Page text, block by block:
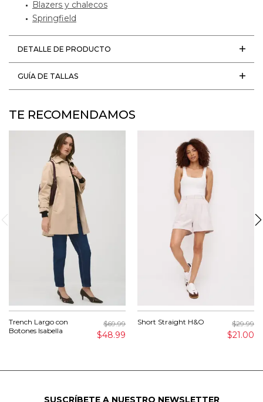
Blazers y chalecos
Springfield
DETALLE DE PRODUCTO
GUÍA DE TALLAS
TE RECOMENDAMOS
Trench Largo con
Botones Isabella
$69.99
$48.99
Short Straight H&O $29.99
$21.00
SUSCRÍBETE A NUESTRO NEWSLETTER